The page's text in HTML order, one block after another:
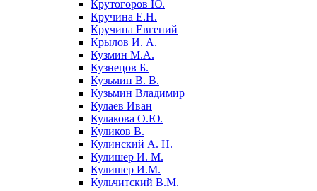
Крутогоров Ю.
Кручина Е.Н.
Кручина Евгений
Крылов И. А.
Кузмин М.А.
Кузнецов Б.
Кузьмин В. В.
Кузьмин Владимир
Кулаев Иван
Кулакова О.Ю.
Куликов В.
Кулинский А. Н.
Кулишер И. М.
Кулишер И.М.
Кульчитский В.М.